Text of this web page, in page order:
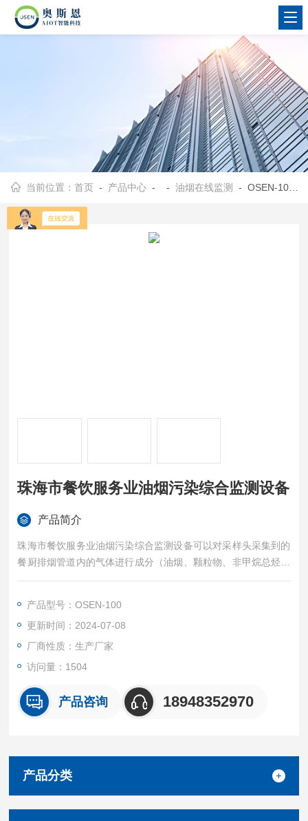
当前位置：首页 - 产品中心 - -油烟在线监测 - OSEN-100珠海市餐饮服务业油烟污染综合监测设备
珠海市餐饮服务业油烟污染综合监测设备
产品简介
珠海市餐饮服务业油烟污染综合监测设备可以对采样头采集到的
餐厨排烟管道内的气体进行成分（油烟、颗粒物、非甲烷总烃）
分析，并同步监测现场风机和净化器的开关状态，还会将这些信
产品型号：OSEN-100
更新时间：2024-07-08
厂商性质：生产厂家
访问量：1504
产品咨询 18948352970
产品分类